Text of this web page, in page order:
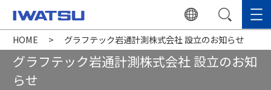
HOME グラフテック岩通計測株式会社 設立のお知らせ
グラフテック岩通計測株式会社 設立のお知
らせ